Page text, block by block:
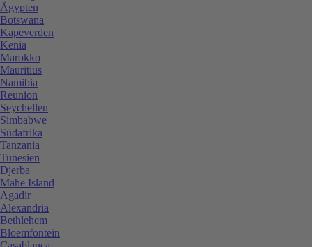
Ägypten
Botswana
Kapeverden
Kenia
Marokko
Mauritius
Namibia
Reunion
Seychellen
Simbabwe
Südafrika
Tanzania
Tunesien
Djerba
Mahe Island
Agadir
Alexandria
Bethlehem
Bloemfontein